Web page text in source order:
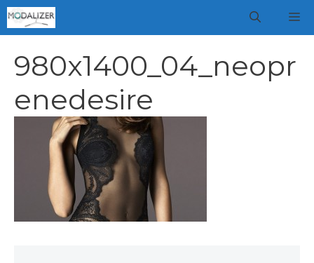
Vai
al
980x1400_04_neopr
enedesire